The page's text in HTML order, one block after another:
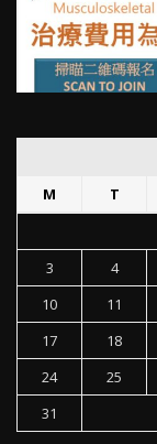
M
T
3
4
10
11
17
18
24
25
31